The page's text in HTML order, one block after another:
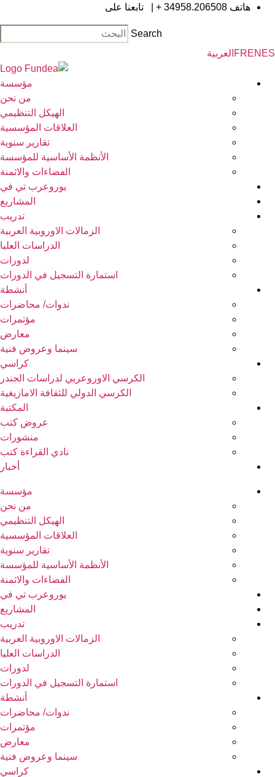
هاتف34958.206508 +
| تابعنا على
Search
EN
FRالعربية
مؤسسة
من نحن
الهيكل التنظيمي
العلاقات المؤسسية
تقارير سنوية
الأنظمة الأساسية للمؤسسة
الفضاءات والاثمنة
يوروعرب تي في
المشاريع
تدريب
الزمالات الاوروبية العربية
الدراسات العليا
لدورات
استمارة التسجيل في الدورات
أنشطة
ندوات/ محاضرات
مؤتمرات
معارض
سينما وعروض فنية
كراسي
الكرسي الاوروعربي لدراسات الجندر
الكرسي الدولي للثقافة الامازيغية
المكتبة
عروض كتب
منشورات
نادي القراءة كتب
أخبار
مؤسسة
من نحن
الهيكل التنظيمي
العلاقات المؤسسية
تقارير سنوية
الأنظمة الأساسية للمؤسسة
الفضاءات والاثمنة
يوروعرب تي في
المشاريع
تدريب
الزمالات الاوروبية العربية
الدراسات العليا
لدورات
استمارة التسجيل في الدورات
أنشطة
ندوات/ محاضرات
مؤتمرات
معارض
سينما وعروض فنية
كراسي